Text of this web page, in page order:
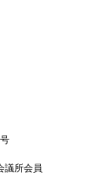
所会員